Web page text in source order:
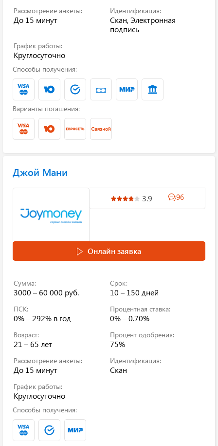
Рассмотрение анкеты:
До 15 минут
Идентификация:
Скан, Электронная
подпись
График работы:
Круглосуточно
Способы получения:
Варианты погашения:
Джой Мани
3.9 96
Онлайн заявка
Сумма:
3000 – 60 000 руб.
Срок:
10 – 150 дней
ПСК:
0% – 292% в год
Процентная ставка:
0% – 0.70%
Возраст:
21 – 65 лет
Процент одобрения:
75%
Рассмотрение анкеты:
До 15 минут
Идентификация:
Скан
График работы:
Круглосуточно
Способы получения: